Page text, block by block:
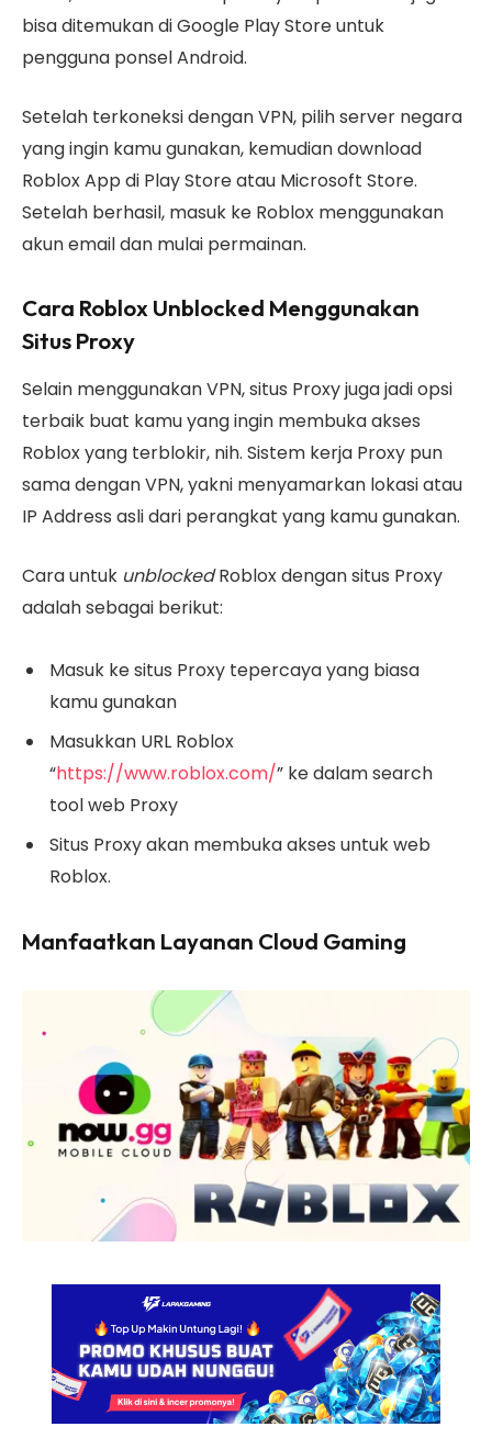
bisa ditemukan di Google Play Store untuk
pengguna ponsel Android.
Setelah terkoneksi dengan VPN, pilih server negara
yang ingin kamu gunakan, kemudian download
Roblox App di Play Store atau Microsoft Store.
Setelah berhasil, masuk ke Roblox menggunakan
akun email dan mulai permainan.
Cara Roblox Unblocked Menggunakan
Situs Proxy
Selain menggunakan VPN, situs Proxy juga jadi opsi
terbaik buat kamu yang ingin membuka akses
Roblox yang terblokir, nih. Sistem kerja Proxy pun
sama dengan VPN, yakni menyamarkan lokasi atau
IP Address asli dari perangkat yang kamu gunakan.
Cara untuk unblockedRoblox dengan situs Proxy
adalah sebagai berikut:
Masuk ke situs Proxy tepercaya yang biasa
kamu gunakan
Masukkan URL Roblox
“https://www.roblox.com/” ke dalam search
tool web Proxy
Situs Proxy akan membuka akses untuk web
Roblox.
Manfaatkan Layanan Cloud Gaming